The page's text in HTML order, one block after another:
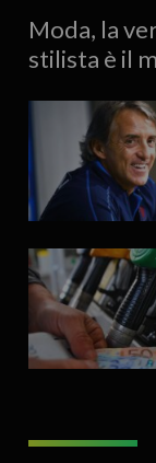
Moda, la
stilista è il